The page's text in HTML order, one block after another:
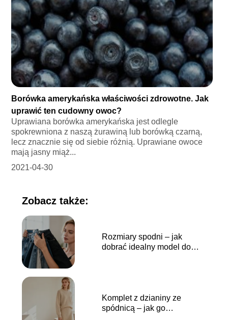
Borówka amerykańska właściwości zdrowotne. Jak
uprawić ten cudowny owoc?
Uprawiana borówka amerykańska jest odlegle
spokrewniona z naszą żurawiną lub borówką czarną,
lecz znacznie się od siebie różnią. Uprawiane owoce
mają jasny miąż...
2021-04-30
Zobacz także:
Rozmiary spodni – jak
dobrać idealny model do
Komplet z dzianiny ze
spódnicą – jak go